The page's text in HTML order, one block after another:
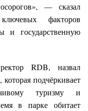
— сказал
факторов
и государственную
RDB, назвал
подчёркивает
туризму и
в парке обитает